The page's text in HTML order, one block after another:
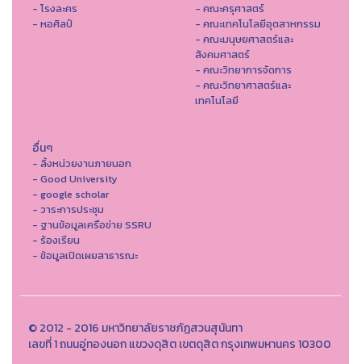
- โรงละคร
- หอศิลป์
- คณะครุศาสตร์
- คณะเทคโนโลยีอุตสาหกรรม
- คณะมนุษยศาสตร์และ
สังคมศาสตร์
- คณะวิทยาการจัดการ
- คณะวิทยาศาสตร์และ
เทคโนโลยี
อื่นๆ
- ลิ้งหน่วยงานภายนอก
- Good University
- google scholar
- วาระการประชุม
- ฐานข้อมูลเครือข่าย SSRU
- ร้องเรียน
- ข้อมูลเปิดเผยสาธารณะ
© 2012 - 2016 มหาวิทยาลัยราชภัฏสวนสุนันทา
เลขที่ 1 ถนนอู่ทองนอก แขวงดุสิต เขตดุสิต กรุงเทพมหานคร 10300